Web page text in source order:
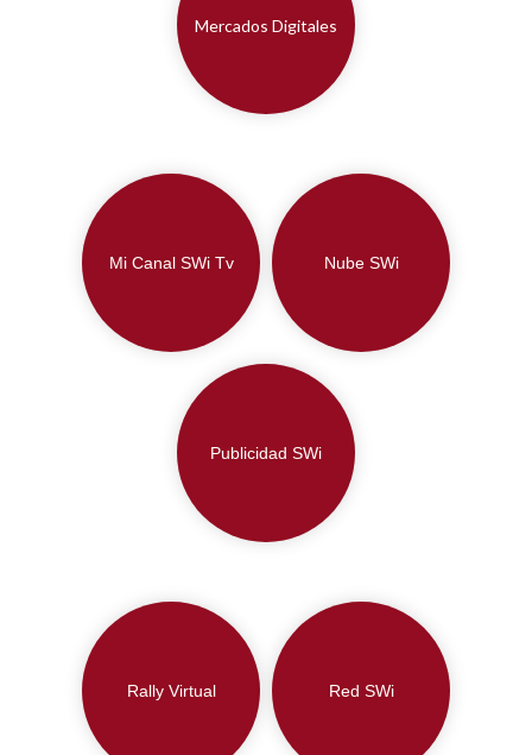
Mercados Digitales
Mi Canal SWi Tv Nube SWi
Publicidad SWi
Rally Virtual Red SWi